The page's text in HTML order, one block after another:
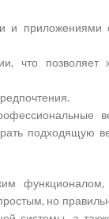
и приложениями
что
подходящую
но